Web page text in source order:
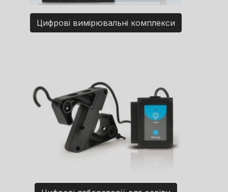
Цифрові вимірювальні комплекси